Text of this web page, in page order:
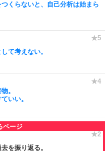
くらないと、自己分析は始まら
て考えない。
。
いい。
を振り返る。